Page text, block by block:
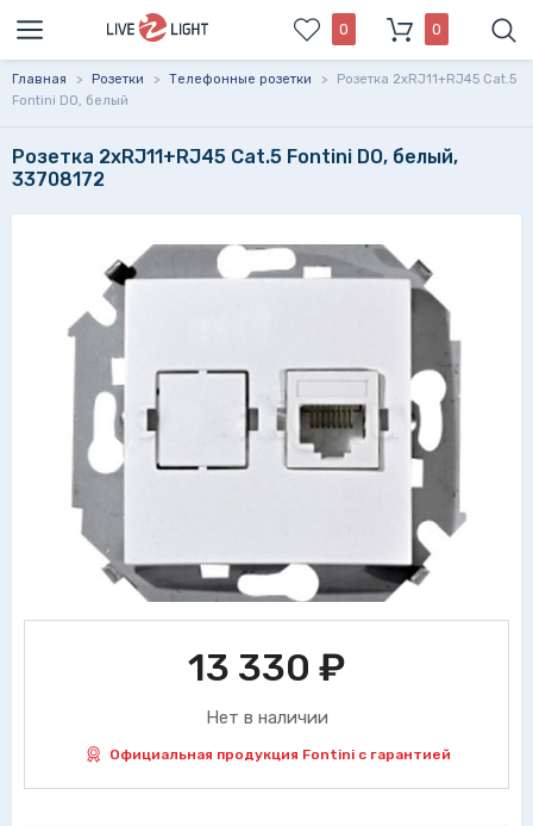
0 0
Главная > Розетки > Телефонные розетки >
Розетка 2xRJ11+RJ45 Cat.5
Fontini DO, белый
Розетка 2xRJ11+RJ45 Cat.5 Fontini DO, белый,
33708172
13 330 ₽
Нет в наличии
Официальная продукция Fontini с гарантией